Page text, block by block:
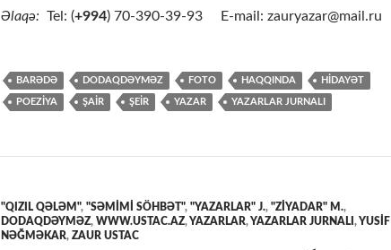
Əlaqə: Tel: (+994) 70-390-39-93 E-mail: zauryazar@mail.ru
BARƏDƏ DODAQDƏYMƏZ FOTO HAQQINDA HİDAYƏT
POEZİYA ŞAİR ŞEİR YAZAR YAZARLAR JURNALI
"QIZIL QƏLƏM", "SƏMİMİ SÖHBƏT", "YAZARLAR" J., "ZİYADAR" M.,
DODAQDƏYMƏZ, WWW.USTAC.AZ,YAZARLAR,YAZARLAR JURNALI ,YUSİF
NƏĞMƏKAR, ZAUR USTAC